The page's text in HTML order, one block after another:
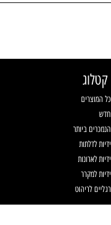
קטלוג
כל המוצרים
חדש
הנמכרים ביותר
ידיות לדלתות
ידיות לארונות
ידיות למקרר
רגליים לריהוט